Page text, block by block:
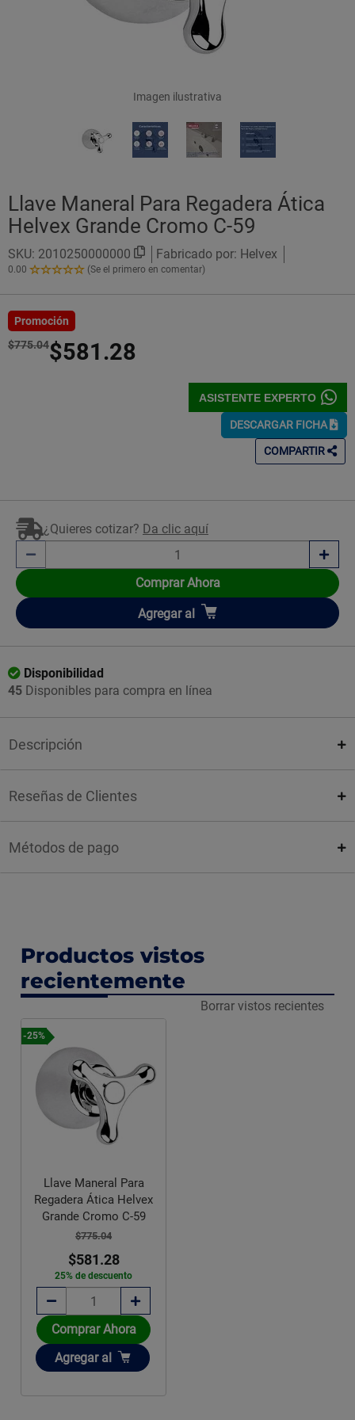
Imagen ilustrativa
Llave Maneral Para Regadera Ática
Helvex Grande Cromo C-59
SKU: 2010250000000 Fabricado por: Helvex
0.00
0.00
Estrellas!
(Se el primero en comentar)
Promoción
$775.04$581.28
ASISTENTE EXPERTO
DESCARGAR FICHA
COMPARTIR
¿Quieres cotizar? Da clic aquí
Comprar Ahora
Añadir
Agregar al
Disponibilidad
45 Disponibles para compra en línea
Descripción
Reseñas de Clientes
Métodos de pago
Productos vistos
recientemente
Borrar vistos recientes
-25%
Llave Maneral Para
Regadera Ática Helvex
Grande Cromo C-59
$775.04
$581.28
25% de descuento
Comprar Ahora
Añadir
Agregar al